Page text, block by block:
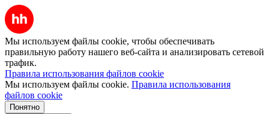
Мы используем файлы cookie, чтобы обеспечивать
правильную работу нашего веб-сайта и анализировать сетевой
трафик.
Правила использования файлов cookie
Мы используем файлы cookie. Правила использования
файлов cookie
Понятно